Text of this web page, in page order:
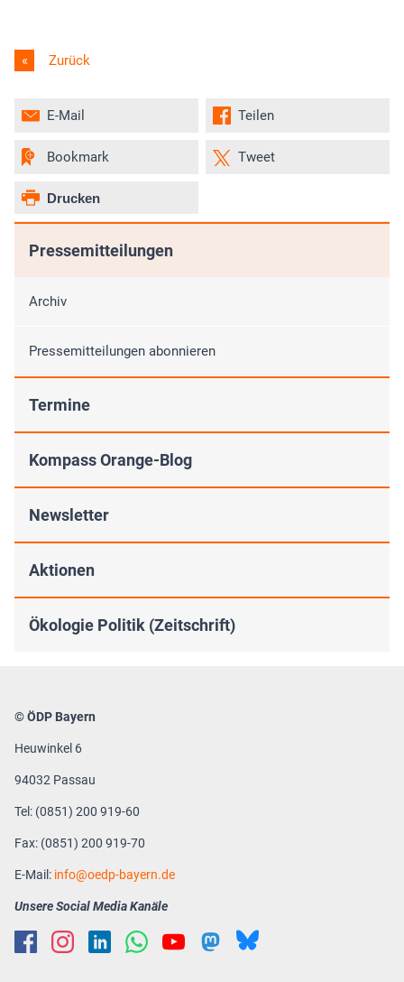
Zurück
Teilen
Tweet
E-Mail
Bookmark
Drucken
Pressemitteilungen
Archiv
Pressemitteilungen abonnieren
Termine
Kompass Orange-Blog
Newsletter
Aktionen
Ökologie Politik (Zeitschrift)
© ÖDP Bayern
Heuwinkel 6
94032 Passau
Tel: (0851) 200 919-60
Fax: (0851) 200 919-70
E-Mail: info oedp-bayern.de
Unsere Social Media Kanäle